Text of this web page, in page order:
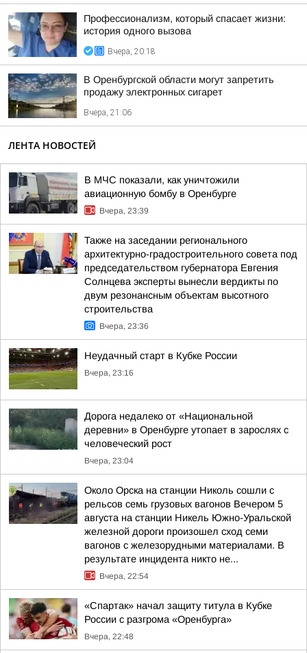
Профессионализм, который спасает жизни:
история одного вызова
Вчера, 20:18
В Оренбургской области могут запретить
продажу электронных сигарет
Вчера, 21:06
ЛЕНТА НОВОСТЕЙ
В МЧС показали, как уничтожили
авиационную бомбу в Оренбурге
Вчера, 23:39
Также на заседании регионального
архитектурно-градостроительного совета под
председательством губернатора Евгения
Солнцева эксперты вынесли вердикты по
двум резонансным объектам высотного
строительства
Вчера, 23:36
Неудачный старт в Кубке России
Вчера, 23:16
Дорога недалеко от «Национальной
деревни» в Оренбурге утопает в зарослях с
человеческий рост
Вчера, 23:04
Около Орска на станции Николь сошли с
рельсов семь грузовых вагонов Вечером 5
августа на станции Никель Южно-Уральской
железной дороги произошел сход семи
вагонов с железорудными материалами. В
результате инцидента никто не...
Вчера, 22:54
«Спартак» начал защиту титула в Кубке
России с разгрома «Оренбурга»
Вчера, 22:48